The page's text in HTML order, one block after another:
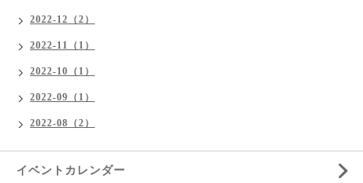
2022-12（2）
2022-11（1）
2022-10（1）
2022-09（1）
2022-08（2）
イベントカレンダー